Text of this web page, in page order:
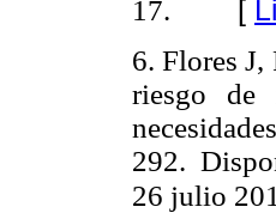
17. [
6. Flores
riesgo de
292.
26 julio